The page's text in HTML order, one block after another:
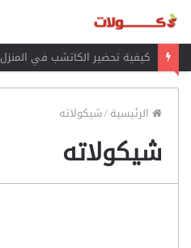
كيفية تحضير الكاتشب في المنزل
الرئيسية/شيكولاته
شيكولاته